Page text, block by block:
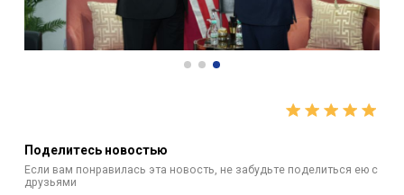
Поделитесь новостью
Если вам понравилась эта новость, не забудьте поделиться ею с
друзьями